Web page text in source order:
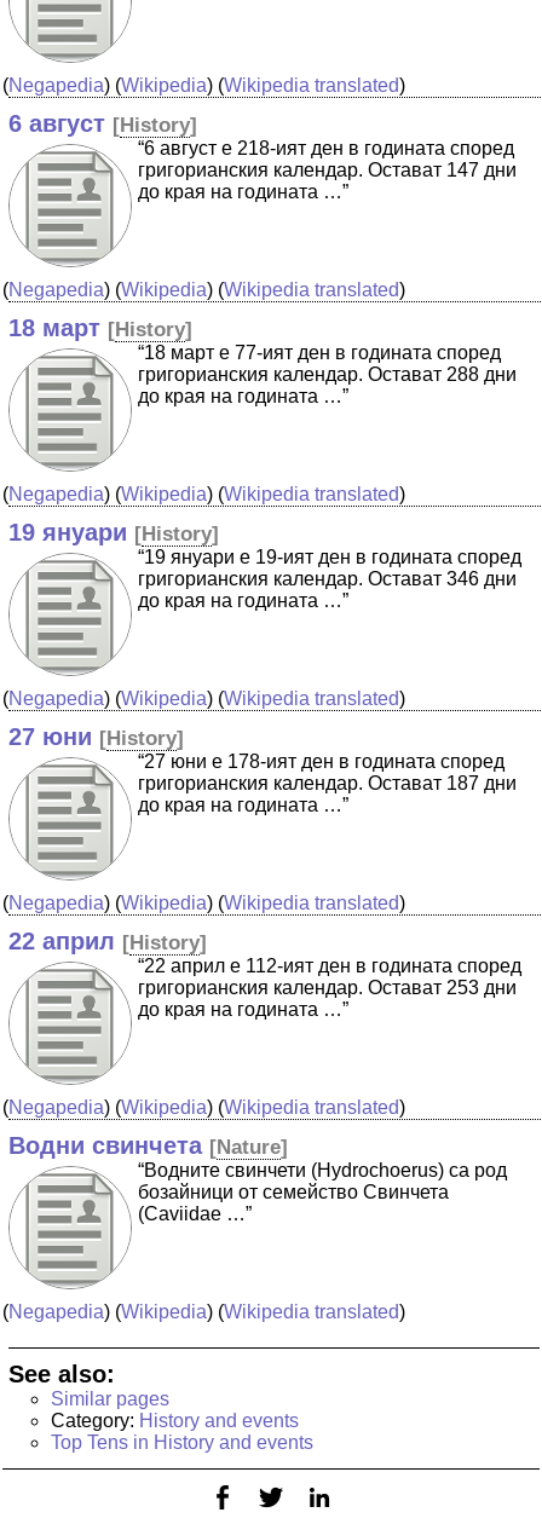
(Negapedia) (Wikipedia) (Wikipedia translated)
6 август [History]
“6 август е 218-ият ден в годината според
григорианския календар. Остават 147 дни
до края на годината …”
(Negapedia) (Wikipedia) (Wikipedia translated)
18 март [History]
“18 март е 77-ият ден в годината според
григорианския календар. Остават 288 дни
до края на годината …”
(Negapedia) (Wikipedia) (Wikipedia translated)
19 януари [History]
“19 януари е 19-ият ден в годината според
григорианския календар. Остават 346 дни
до края на годината …”
(Negapedia) (Wikipedia) (Wikipedia translated)
27 юни [History]
“27 юни е 178-ият ден в годината според
григорианския календар. Остават 187 дни
до края на годината …”
(Negapedia) (Wikipedia) (Wikipedia translated)
22 април [History]
“22 април е 112-ият ден в годината според
григорианския календар. Остават 253 дни
до края на годината …”
(Negapedia) (Wikipedia) (Wikipedia translated)
Водни свинчета [Nature]
“Водните свинчети (Hydrochoerus) са род
бозайници от семейство Свинчета
(Caviidae …”
(Negapedia) (Wikipedia) (Wikipedia translated)
See also:
Similar pages
Category: History and events
Top Tens in History and events